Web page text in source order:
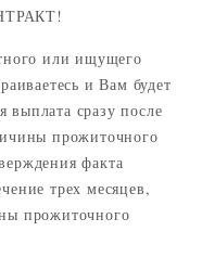
или ищущего
и Вам будет
выплата сразу после
прожиточного
факта
трех месяцев,
прожиточного